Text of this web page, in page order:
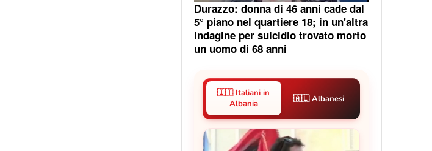
Durazzo: donna di 46 anni cade dal
5° piano nel quartiere 18; in un'altra
indagine per suicidio trovato morto
un uomo di 68 anni
🇮🇹 Italiani in
Albania
🇦🇱 Albanesi